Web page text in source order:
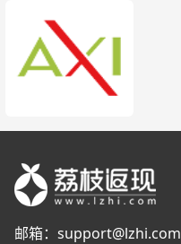
邮箱： support@lzhi.com